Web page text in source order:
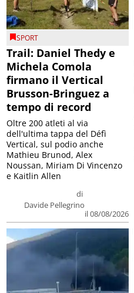
SPORT
Trail: Daniel Thedy e
Michela Comola
firmano il Vertical
Brusson-Bringuez a
tempo di record
di
Davide Pellegrino
il 08/08/2026
Oltre 200 atleti al via
dell'ultima tappa del Défì
Vertical, sul podio anche
Mathieu Brunod, Alex
Noussan, Miriam Di Vincenzo
e Kaitlin Allen